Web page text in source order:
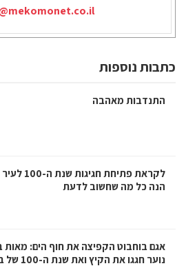
כתבות נוספות
התנדבות מאהבה
לקראת פתיחת
הנה כל מה שחשוב לדעת
אגם בוחבוט הקפיצה את חוף הים: מאות
נוער חגגו את הקיץ ואת שנת ה-100 של בת-ים